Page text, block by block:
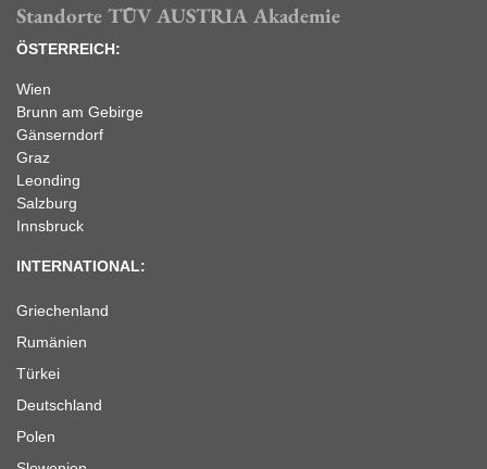
Standorte TÜV AUSTRIA Akademie
ÖSTERREICH:
Wien
Brunn am Gebirge
Gänserndorf
Graz
Leonding
Salzburg
Innsbruck
INTERNATIONAL:
Griechenland
Rumänien
Türkei
Deutschland
Polen